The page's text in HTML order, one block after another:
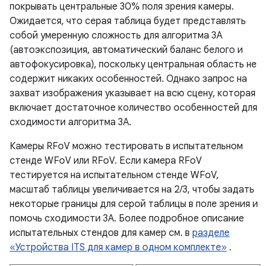
покрывать центральные 30% поля зрения камеры.
Ожидается, что серая таблица будет представлять
собой умеренную сложность для алгоритма 3A
(автоэкспозиция, автоматический баланс белого и
автофокусировка), поскольку центральная область не
содержит никаких особенностей. Однако запрос на
захват изображения указывает на всю сцену, которая
включает достаточное количество особенностей для
сходимости алгоритма 3A.
Камеры RFoV можно тестировать в испытательном
стенде WFoV или RFoV. Если камера RFoV
тестируется на испытательном стенде WFoV,
масштаб таблицы увеличивается на 2/3, чтобы задать
некоторые границы для серой таблицы в поле зрения и
помочь сходимости 3A. Более подробное описание
испытательных стендов для камер см. в разделе
«Устройства ITS для камер в одном комплекте» .